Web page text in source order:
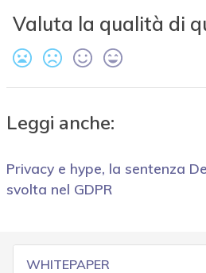
Valuta la qualità di
Leggi anche:
Privacy e hype, la sentenza
svolta nel GDPR
WHITEPAPER